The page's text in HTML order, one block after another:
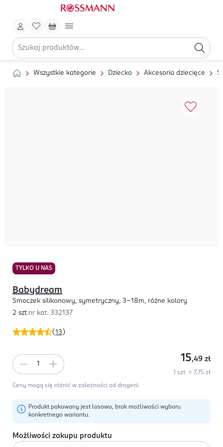
Wszystkie kategorie Dziecko Akcesoria dziecięce
TYLKO U NAS
(13 )
Babydream
Smoczek silikonowy, symetryczny, 3-18m, różne kolory
2 szt.nr kat. 332137
15,49 zł
1 szt. = 7,75 zł
Ceny mogą się różnić w zależności od drogerii.
Produkt pakowany jest losowo, brak możliwości wyboru
konkretnego wariantu.
Możliwości zakupu produktu